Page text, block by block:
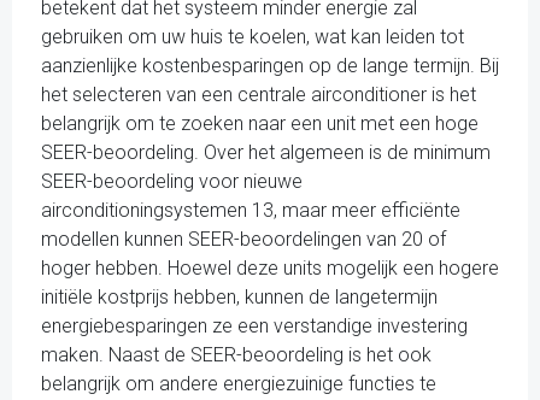
betekent dat het systeem minder energie zal
gebruiken om uw huis te koelen, wat kan leiden tot
aanzienlijke kostenbesparingen op de lange termijn. Bij
het selecteren van een centrale airconditioner is het
belangrijk om te zoeken naar een unit met een hoge
SEER-beoordeling. Over het algemeen is de minimum
SEER-beoordeling voor nieuwe
airconditioningsystemen 13, maar meer efficiënte
modellen kunnen SEER-beoordelingen van 20 of
hoger hebben. Hoewel deze units mogelijk een hogere
initiële kostprijs hebben, kunnen de langetermijn
energiebesparingen ze een verstandige investering
maken. Naast de SEER-beoordeling is het ook
belangrijk om andere energiezuinige functies te